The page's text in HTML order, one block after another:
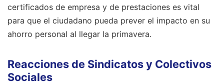
certificados de empresa y de prestaciones es vital
para que el ciudadano pueda prever el impacto en su
ahorro personal al llegar la primavera.
Reacciones de Sindicatos y Colectivos
Sociales